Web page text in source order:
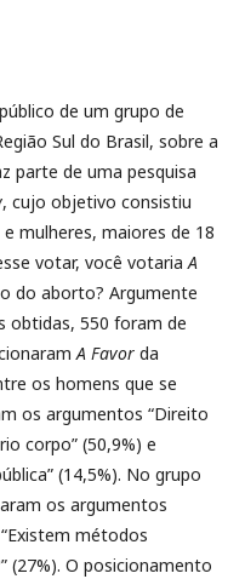
de um grupo de
Sul do Brasil, sobre a
parte de uma pesquisa
, cujo objetivo consistiu
mulheres, maiores de 18
votar, você votariaA
do aborto? Argumente
obtidas, 550 foram de
A Favor da
os homens que se
os argumentos “Direito
corpo” (50,9%) e
(14,5%). No grupo
os argumentos
métodos
(27%). O posicionamento